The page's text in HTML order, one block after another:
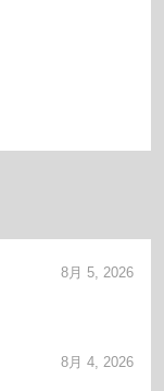
8月 5, 2026
8月 4, 2026